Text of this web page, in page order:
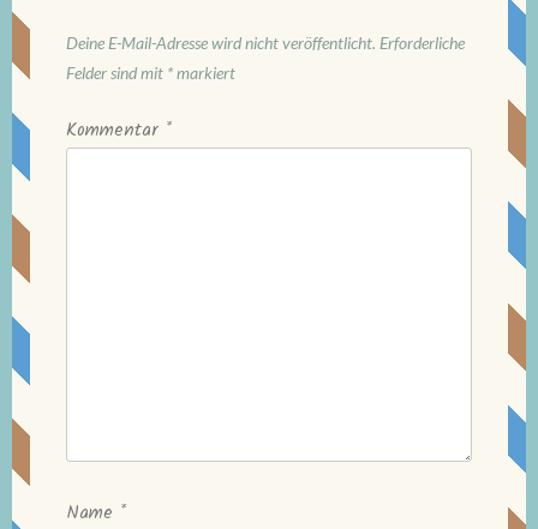
Deine E-Mail-Adresse wird nicht veröffentlicht. Erforderliche
Felder sind mit *markiert
Kommentar *
Name *